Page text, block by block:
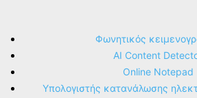
Φωνητικός
AI Content
Online Notepad
Υπολογιστής κατανάλωσης